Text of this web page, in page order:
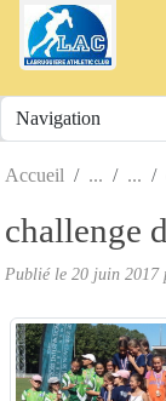
Accueil
challenge
Publié le 20 juin 2017
Panneau de gestion